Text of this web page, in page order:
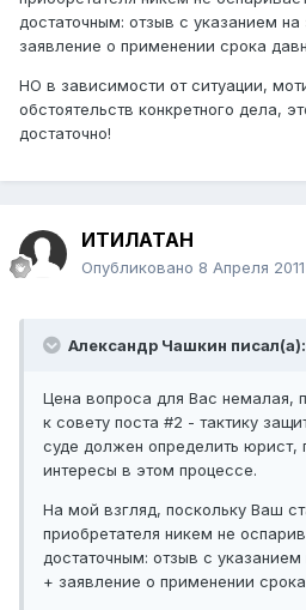
достаточным: отзыв с указанием на
заявление о применении срока
НО в зависимости от ситуации,
обстоятельств конкретного дела,
достаточно!
ИТИЛАТАН
Опубликовано 8 Апреля 2011
Александр Чашкин писал(а):
Цена вопроса для Вас немалая,
к совету поста #2 - тактику
суде должен определить
интересы в этом процессе.
На мой взгляд, поскольку Ваш
приобретателя никем не
достаточным: отзыв с указанием
+ заявление о применении